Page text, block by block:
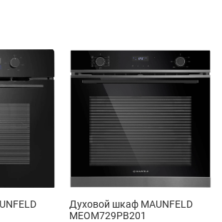
Духовой шкаф MAUNFELD
MEOM729PB201